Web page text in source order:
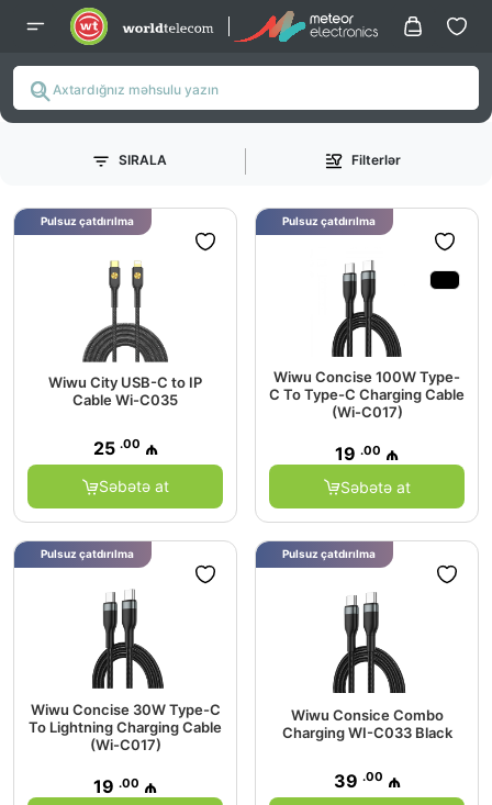
SIRALA Filterlər
Wiwu City USB-C to IP
Cable Wi-C035
25 .00 ₼
Səbətə at
Pulsuz çatdırılma
Wiwu Concise 100W Type-
C To Type-C Charging Cable
(Wi-C017)
19 .00 ₼
Səbətə at
Pulsuz çatdırılma
Wiwu Concise 30W Type-C
To Lightning Charging Cable
(Wi-C017)
19 .00 ₼
Pulsuz çatdırılma
Wiwu Consice Combo
Charging WI-C033 Black
39 .00 ₼
Pulsuz çatdırılma